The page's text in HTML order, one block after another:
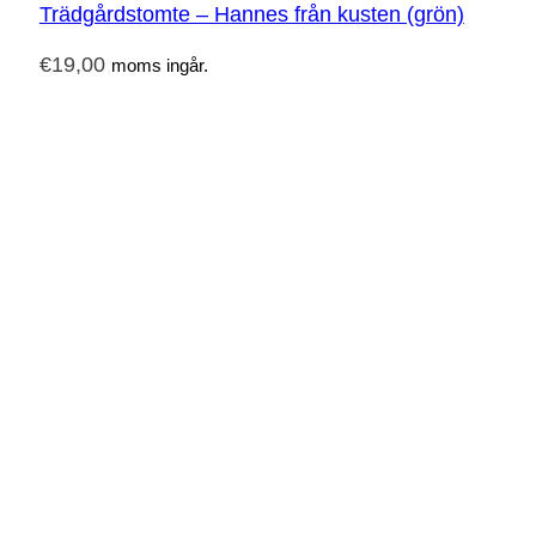
Trädgårdstomte – Hannes från kusten (grön)
€19,00 moms ingår.